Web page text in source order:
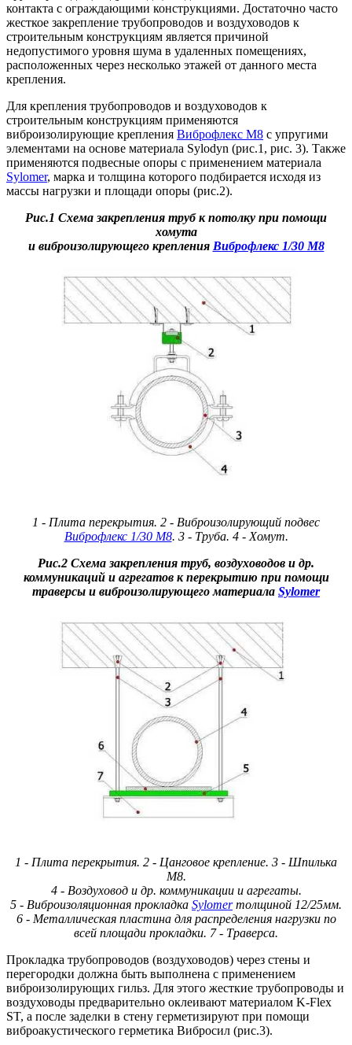
контакта с ограждающими конструкциями. Достаточно часто
жесткое закрепление трубопроводов и воздуховодов к
строительным конструкциям является причиной
недопустимого уровня шума в удаленных помещениях,
расположенных через несколько этажей от данного места
крепления.
Для крепления трубопроводов и воздуховодов к
строительным конструкциям применяются
виброизолирующие крепления Виброфлекс М8 с упругими
элементами на основе материала Sylodyn (рис.1, рис. 3). Также
применяются подвесные опоры с применением материала
Sylomer, марка и толщина которого подбирается исходя из
массы нагрузки и площади опоры (рис.2).
Рис.1 Схема закрепления труб к потолку при помощи
хомута
и виброизолирующего крепления Виброфлекс 1/30 М8
1 - Плита перекрытия. 2 - Виброизолирующий подвес
Виброфлекс 1/30 М8. 3 - Труба. 4 - Хомут.
Рис.2 Схема закрепления труб, воздуховодов и др.
коммуникаций и агрегатов к перекрытию при помощи
траверсы и виброизолирующего материала Sylomer
1 - Плита перекрытия. 2 - Цанговое крепление. 3 - Шпилька
М8.
4 - Воздуховод и др. коммуникации и агрегаты.
5 - Виброизоляционная прокладка Sylomerтолщиной 12/25мм.
6 - Металлическая пластина для распределения нагрузки по
всей площади прокладки. 7 - Траверса.
Прокладка трубопроводов (воздуховодов) через стены и
перегородки должна быть выполнена с применением
виброизолирующих гильз. Для этого жесткие трубопроводы и
воздуховоды предварительно оклеивают материалом K-Flex
ST, а после заделки в стену герметизируют при помощи
виброакустического герметика Вибросил (рис.3).